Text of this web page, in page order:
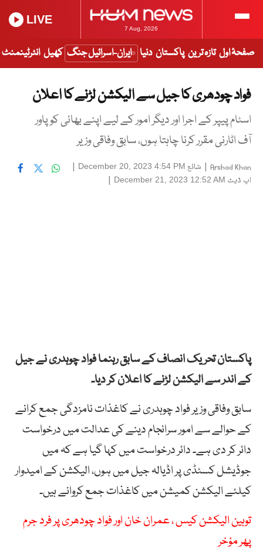
7 Aug, 2026
LIVE
صفحۂ اول تازہ ترین پاکستان دنیا ایران-اسرائیل جنگ کھیل انٹرٹینمنٹ
فواد چودھری کا جیل سے الیکشن لڑنے کا اعلان
اسٹام پیپر کے اجرا اور دیگر امور کے لیے اپنے بھائی کو پاور
آف اٹارنی مقرر کرنا چاہتا ہوں، سابق وفاقی وزیر
Arshad Khan
| شائع December 20, 2023 4:54 PM
|
اپ ڈیٹ December 21, 2023 12:52 AM
|
پاکستان تحریک انصاف کے سابق رہنما فواد چوہدری نے جیل
کے اندر سے الیکشن لڑنے کا اعلان کر دیا۔
سابق وفاقی وزیر فواد چوہدری نے کاغذات نامزدگی جمع کرانے
کے حوالے سے امور سرانجام دینے کی عدالت میں درخواست
دائر کر دی ہے۔ دائر درخواست میں کہا گیا ہے کہ میں
جوڈیشل کسٹڈی پر اڈیالہ جیل میں ہوں، الیکشن کے امیدوار
کیلئے الیکشن کمیشن میں کاغذات جمع کروانے ہیں۔
توہین الیکشن کیس ، عمران خان اور فواد چودھری پر فرد جرم
پھر مؤخر